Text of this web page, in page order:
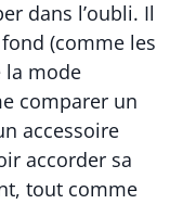
dans l’oubli. Il
(comme les
la mode
comparer un
accessoire
accorder sa
tout comme